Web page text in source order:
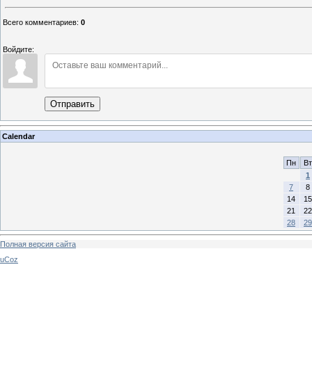
Всего комментариев: 0
Войдите:
Отправить
Calendar
Пн
Вт
1
7
8
14
15
21
22
28
29
Полная версия сайта
uCoz